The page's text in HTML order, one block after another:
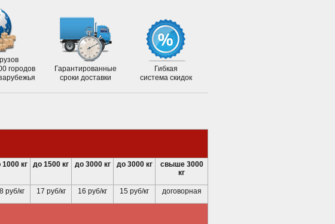
городов
Гарантированные
сроки доставки
Гибкая
система скидок
1000 кг до 1500 кг до 3000 кг до 3000 кг
свыше 3000
кг
руб/кг 17 руб/кг 16 руб/кг 15 руб/кг договорная